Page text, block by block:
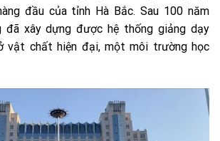
đầu của tỉnh Hà Bắc. Sau 100 năm
đã xây dựng được hệ thống giảng dạy
vật chất hiện đại, một môi trường học